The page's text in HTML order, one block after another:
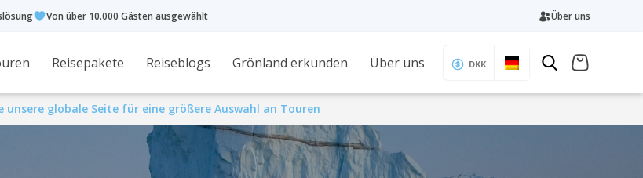
Von über 10.000 Gästen ausgewählt Über uns
Reisepakete Reiseblogs Grönland erkunden Über uns DKK
unsere globale Seite für eine größere Auswahl an Touren